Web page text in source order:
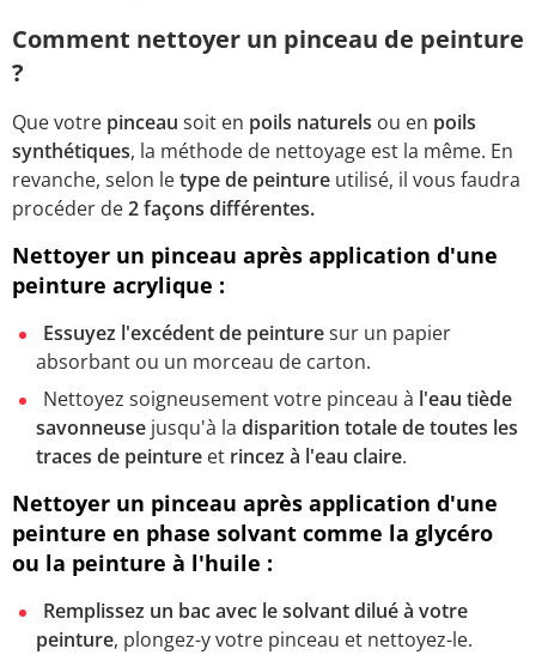
Comment nettoyer un pinceau de peinture
?
Que votre pinceau soit en poils naturels ou en poils
synthétiques, la méthode de nettoyage est la même. En
revanche, selon letype de peinture utilisé, il vous faudra
procéder de2 façons différentes.
Nettoyer un pinceau après application d'une
peinture acrylique :
Essuyez l'excédent de peinturesur un papier
absorbant ou un morceau de carton.
Nettoyez soigneusement votre pinceau à l'eau tiède
savonneuse jusqu'à la disparition totale de toutes les
traces de peinture et rincez à l'eau claire.
Nettoyer un pinceau après application d'une
peinture en phase solvant comme la glycéro
ou la peinture à l'huile :
Remplissez un bac avec le solvant dilué à votre
peinture, plongez-y votre pinceau et nettoyez-le.